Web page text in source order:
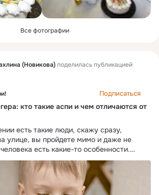
Все фотографии
(Новикова)поделилась публикацией
Подписаться
кто такие аспи и чем отличаются от
есть такие люди, скажу сразу,
улице, вы пройдете мимо и даже не
есть какие-то особенности.
не проявляются, их можно заметить в
с другими людьми. Так как
не влияет на интеллект, то люди с ним
учиться, работать, иметь семью, одним